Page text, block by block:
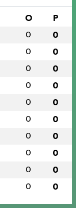
O P
0 0
0 0
0 0
0 0
0 0
0 0
0 0
0 0
0 0
0 0